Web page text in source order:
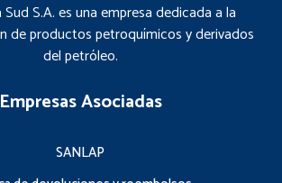
S.A. es una empresa dedicada a la
de productos petroquímicos y derivados
del petróleo.
Empresas Asociadas
SANLAP